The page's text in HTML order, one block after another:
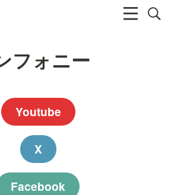
フォニー
Youtube
X
Facebook